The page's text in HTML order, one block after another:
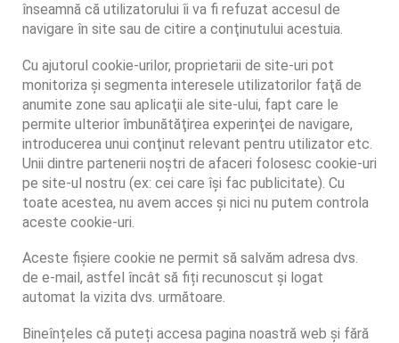
înseamnă că utilizatorului îi va fi refuzat accesul de
navigare în site sau de citire a conţinutului acestuia.
Cu ajutorul cookie-urilor, proprietarii de site-uri pot
monitoriza şi segmenta interesele utilizatorilor faţă de
anumite zone sau aplicaţii ale site-ului, fapt care le
permite ulterior îmbunătăţirea experinţei de navigare,
introducerea unui conţinut relevant pentru utilizator etc.
Unii dintre partenerii noştri de afaceri folosesc cookie-uri
pe site-ul nostru (ex: cei care îşi fac publicitate). Cu
toate acestea, nu avem acces şi nici nu putem controla
aceste cookie-uri.
Aceste fișiere cookie ne permit să salvăm adresa dvs.
de e-mail, astfel încât să fiți recunoscut și logat
automat la vizita dvs. următoare.
Bineînțeles că puteți accesa pagina noastră web și fără